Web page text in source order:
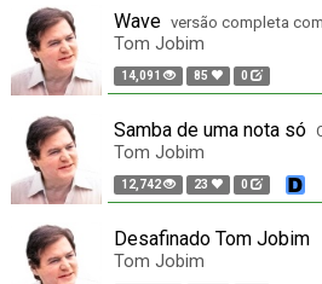
Wave versão completa
Tom Jobim
14,091 85 0
Samba de uma nota só
Tom Jobim
12,742 23 0
Desafinado Tom Jobim
Tom Jobim